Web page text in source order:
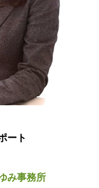
ート
み事務所